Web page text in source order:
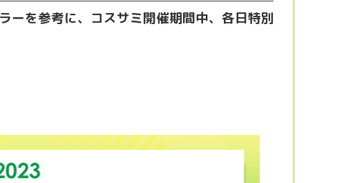
を参考に、コスサミ開催期間中、各日特別